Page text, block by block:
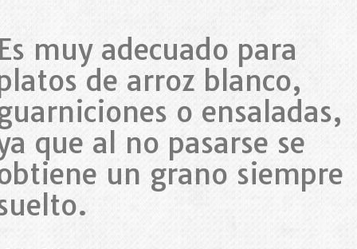
muy adecuado para
de arroz blanco,
o ensaladas,
que al no pasarse se
un grano siempre